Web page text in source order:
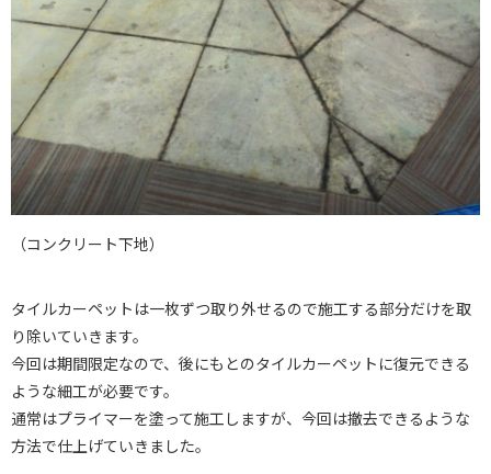
（コンクリート下地）
タイルカーペットは一枚ずつ取り外せるので施工する部分だけを取
り除いていきます。
今回は期間限定なので、後にもとのタイルカーペットに復元できる
ような細工が必要です。
通常はプライマーを塗って施工しますが、今回は撤去できるような
方法で仕上げていきました。